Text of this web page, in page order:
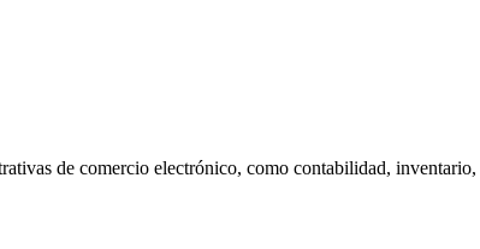
de comercio electrónico, como contabilidad,